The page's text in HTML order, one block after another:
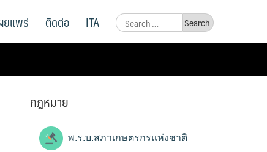
Search
for:
ยแพร่ ติดต่อ ITA
กฎหมาย
พ.ร.บ.สภาเกษตรกรแห่งชาติ